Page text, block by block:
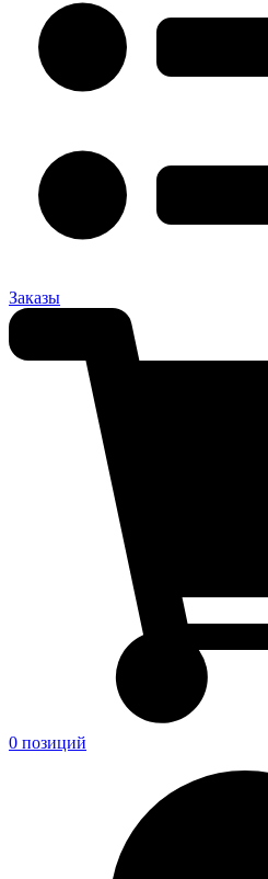
Заказы
0 позиций